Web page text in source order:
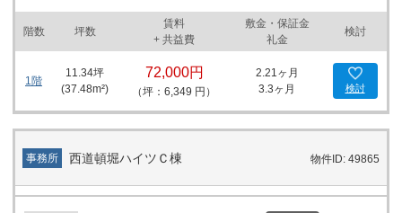
階数 坪数
賃料
+ 共益費
敷金・保証金
礼金
検討
1階
11.34坪
(37.48m²)
72,000円
（坪：6,349 円）
2.21ヶ月
3.3ヶ月
検討
事務所 西道頓堀ハイツＣ棟 物件ID: 49865